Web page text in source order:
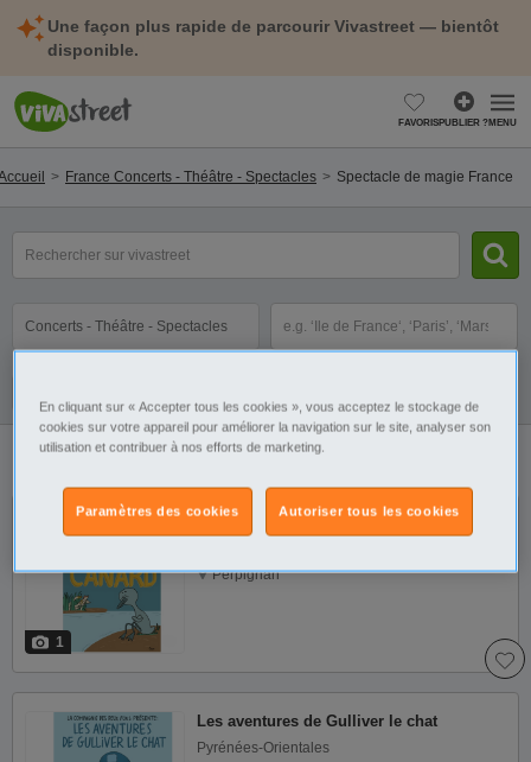
Une façon plus rapide de parcourir Vivastreet — bientôt
disponible.
FAVORISPUBLIER ?MENU
France Concerts - Théâtre - Spectacles Spectacle de magie France
clé(s)
3 annonces Spectacle de magie France
1
Perpignan
Les aventures de Gulliver le chat
Pyrénées-Orientales
En cliquant sur « Accepter tous les cookies », vous acceptez le stockage de
cookies sur votre appareil pour améliorer la navigation sur le site, analyser son
utilisation et contribuer à nos efforts de marketing.
Autoriser tous les cookies
Paramètres des cookies